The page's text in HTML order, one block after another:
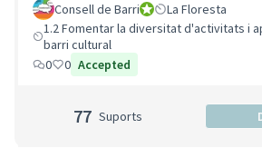
Consell de BarriConsell de Barri
La Floresta
1.2 Fomentar la diversitat d'activitats i
barri cultural
0
0 Accepted
77 Suports